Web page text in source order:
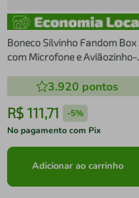
Boneco Silvinho Fandom Box
com Microfone e Aviãozinho-
3.920 pontos
R$ 111,71 -5%
No pagamento com Pix
Adicionar ao carrinho